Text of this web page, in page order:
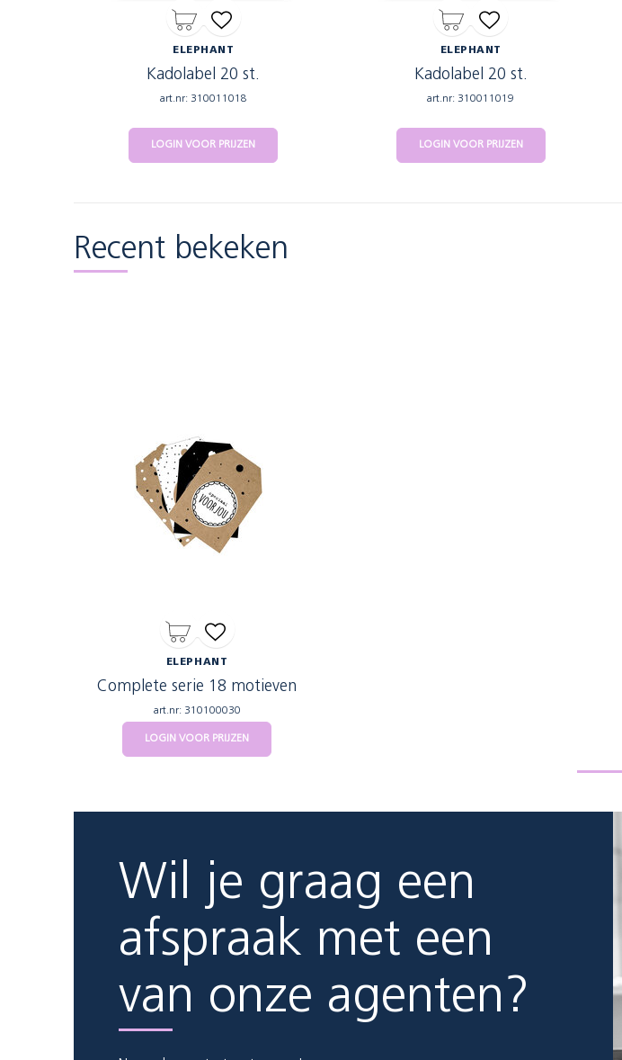
ELEPHANT
Kadolabel 20 st.
art.nr: 310011018
LOGIN VOOR PRIJZEN
ELEPHANT
Kadolabel 20 st.
art.nr: 310011019
LOGIN VOOR PRIJZEN
Recent bekeken
ELEPHANT
Complete serie 18 motieven
art.nr: 310100030
LOGIN VOOR PRIJZEN
Wil je graag een
afspraak met een
van onze agenten?